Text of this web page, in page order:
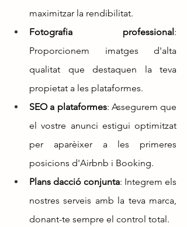
maximitzar la rendibilitat.
Fotografia professional:
Proporcionem imatges d'alta
qualitat que destaquen la teva
propietat a les plataformes.
SEO a plataformes: Assegurem que
el vostre anunci estigui optimitzat
per aparèixer a les primeres
posicions d'Airbnb i Booking.
Plans dacció conjunta: Integrem els
nostres serveis amb la teva marca,
donant-te sempre el control total.